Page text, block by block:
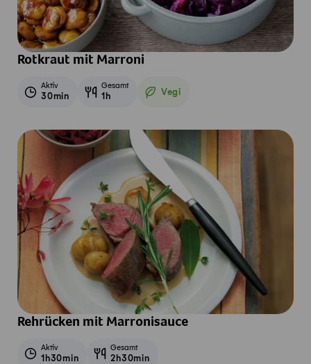
Rotkraut mit Marroni
Aktiv
30min
Gesamt
1h Vegi
Vegetarisch
Rehrücken mit Marronisauce
Aktiv
1h30min
Gesamt
2h30min